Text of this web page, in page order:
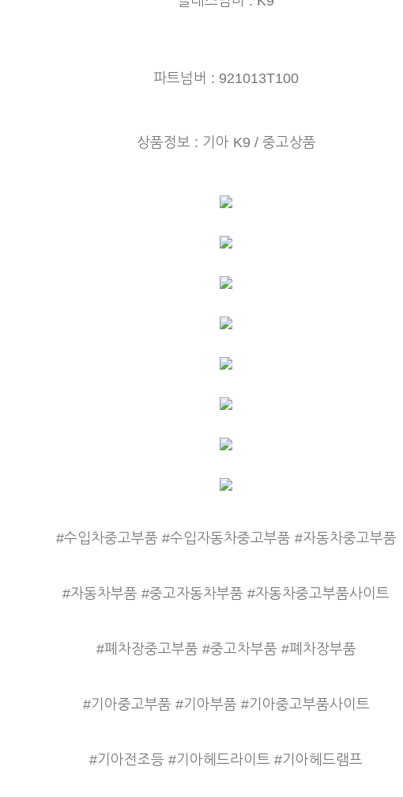
파트넘버 : 921013T100
상품정보 : 기아 K9 / 중고상품
#수입차중고부품 #수입자동차중고부품 #자동차중고부품
#자동차부품 #중고자동차부품 #자동차중고부품사이트
#폐차장중고부품 #중고차부품 #폐차장부품
#기아중고부품 #기아부품 #기아중고부품사이트
#기아전조등 #기아헤드라이트 #기아헤드램프